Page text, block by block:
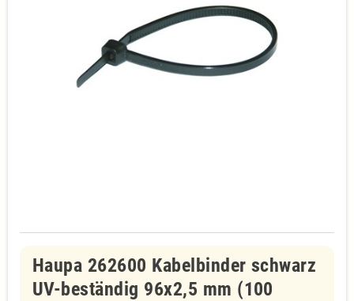
Haupa 262600 Kabelbinder schwarz
UV-beständig 96x2,5 mm (100